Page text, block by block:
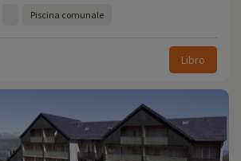
Piscina comunale
Libro